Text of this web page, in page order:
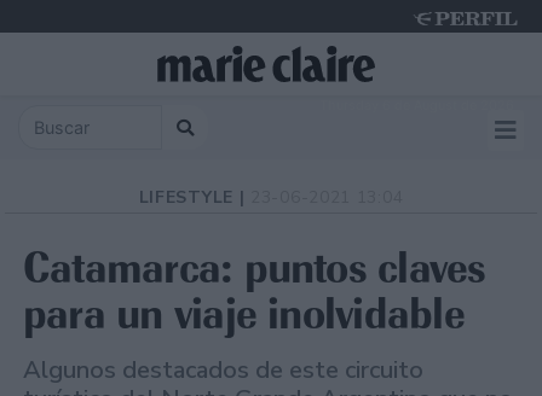
LIFESTYLE |
Catamarca: puntos claves
para un viaje inolvidable
Algunos destacados de este circuito